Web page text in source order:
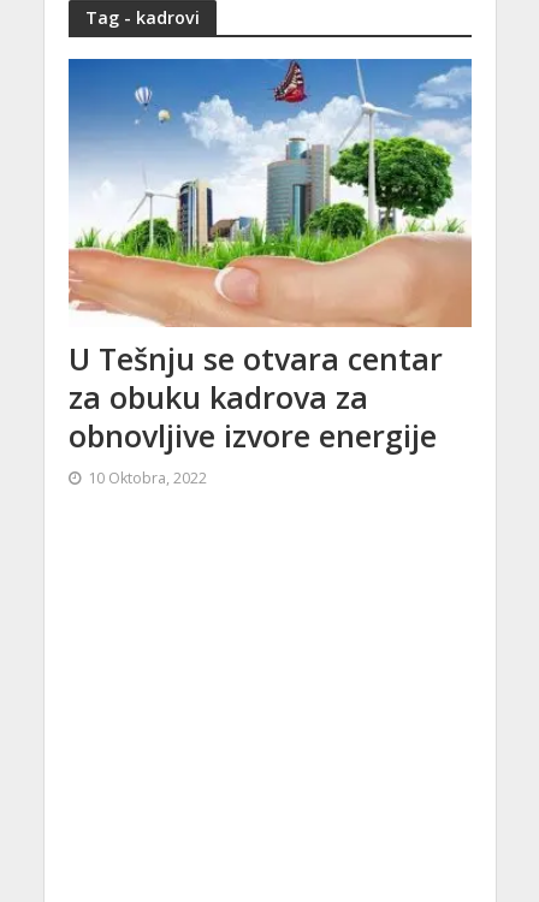
Tag - kadrovi
U Tešnju se otvara centar
za obuku kadrova za
obnovljive izvore energije
10 Oktobra, 2022